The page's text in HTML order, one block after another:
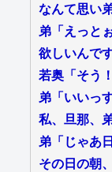
なんて思い
弟「えっと
欲しいんで
若奥「そう
弟「いいっ
私、旦那、
弟「じゃあ
その日の朝